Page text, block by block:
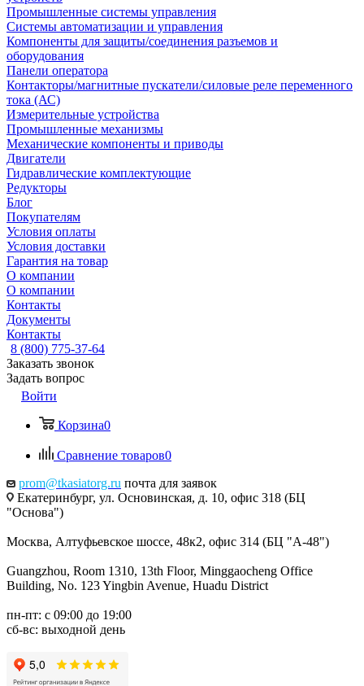
Промышленные системы управления
Системы автоматизации и управления
Компоненты для защиты/соединения разъемов и
оборудования
Панели оператора
Контакторы/магнитные пускатели/силовые реле переменного
тока (АС)
Измерительные устройства
Промышленные механизмы
Механические компоненты и приводы
Двигатели
Гидравлические комплектующие
Редукторы
Блог
Покупателям
Условия оплаты
Условия доставки
Гарантия на товар
О компании
О компании
Контакты
Документы
Контакты
8 (800) 775-37-64
Заказать звонок
Задать вопрос
Войти
Корзина0
Сравнение товаров0
prom@tkasiatorg.ru почта для заявок
Екатеринбург, ул. Основинская, д. 10, офис 318 (БЦ
"Основа")
Москва, Алтуфьевское шоссе, 48к2, офис 314 (БЦ "А-48")
Guangzhou, Room 1310, 13th Floor, Minggaocheng Office
Building, No. 123 Yingbin Avenue, Huadu District
пн-пт: с 09:00 до 19:00
сб-вс: выходной день